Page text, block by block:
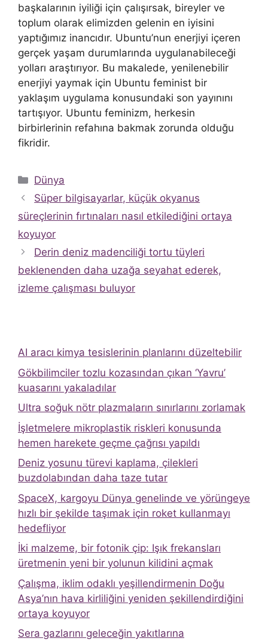
başkalarının iyiliği için çalışırsak, bireyler ve
toplum olarak elimizden gelenin en iyisini
yaptığımız inancıdır. Ubuntu’nun enerjiyi içeren
gerçek yaşam durumlarında uygulanabileceği
yolları araştırıyor. Bu makalede, yenilenebilir
enerjiyi yaymak için Ubuntu feminist bir
yaklaşım uygulama konusundaki son yayınını
tartışıyor. Ubuntu feminizm, herkesin
birbirlerinin refahına bakmak zorunda olduğu
fikridir.
Kategoriler
Dünya
Süper bilgisayarlar, küçük okyanus
süreçlerinin fırtınaları nasıl etkilediğini ortaya
koyuyor
Derin deniz madenciliği tortu tüyleri
beklenenden daha uzağa seyahat ederek,
izleme çalışması buluyor
AI aracı kimya tesislerinin planlarını düzeltebilir
Gökbilimciler tozlu kozasından çıkan ‘Yavru’
kuasarını yakaladılar
Ultra soğuk nötr plazmaların sınırlarını zorlamak
İşletmelere mikroplastik riskleri konusunda
hemen harekete geçme çağrısı yapıldı
Deniz yosunu türevi kaplama, çilekleri
buzdolabından daha taze tutar
SpaceX, kargoyu Dünya genelinde ve yörüngeye
hızlı bir şekilde taşımak için roket kullanmayı
hedefliyor
İki malzeme, bir fotonik çip: Işık frekansları
üretmenin yeni bir yolunun kilidini açmak
Çalışma, iklim odaklı yeşillendirmenin Doğu
Asya’nın hava kirliliğini yeniden şekillendirdiğini
ortaya koyuyor
Sera gazlarını geleceğin yakıtlarına